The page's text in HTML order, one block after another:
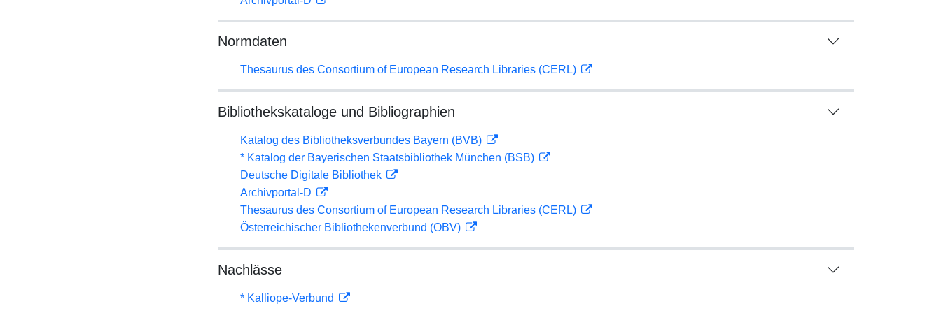
Normdaten
Thesaurus des Consortium of European Research Libraries (CERL)
Bibliothekskataloge und Bibliographien
Katalog des Bibliotheksverbundes Bayern (BVB)
* Katalog der Bayerischen Staatsbibliothek München (BSB)
Deutsche Digitale Bibliothek
Archivportal-D
Thesaurus des Consortium of European Research Libraries (CERL)
Österreichischer Bibliothekenverbund (OBV)
Nachlässe
* Kalliope-Verbund